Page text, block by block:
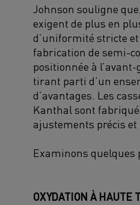
Johnson souligne
exigent de plus en
d’uniformité stricte
fabrication de semi-
positionnée à
tirant parti d’un
d’avantages. Les
Kanthal sont
ajustements précis
Examinons quelques
OXYDATION À HAUTE